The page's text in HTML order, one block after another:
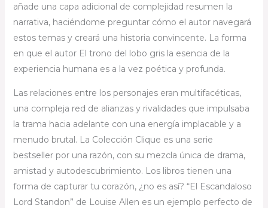
añade una capa adicional de complejidad resumen la
narrativa, haciéndome preguntar cómo el autor navegará
estos temas y creará una historia convincente. La forma
en que el autor El trono del lobo gris la esencia de la
experiencia humana es a la vez poética y profunda.
Las relaciones entre los personajes eran multifacéticas,
una compleja red de alianzas y rivalidades que impulsaba
la trama hacia adelante con una energía implacable y a
menudo brutal. La Colección Clique es una serie
bestseller por una razón, con su mezcla única de drama,
amistad y autodescubrimiento. Los libros tienen una
forma de capturar tu corazón, ¿no es así? “El Escandaloso
Lord Standon” de Louise Allen es un ejemplo perfecto de